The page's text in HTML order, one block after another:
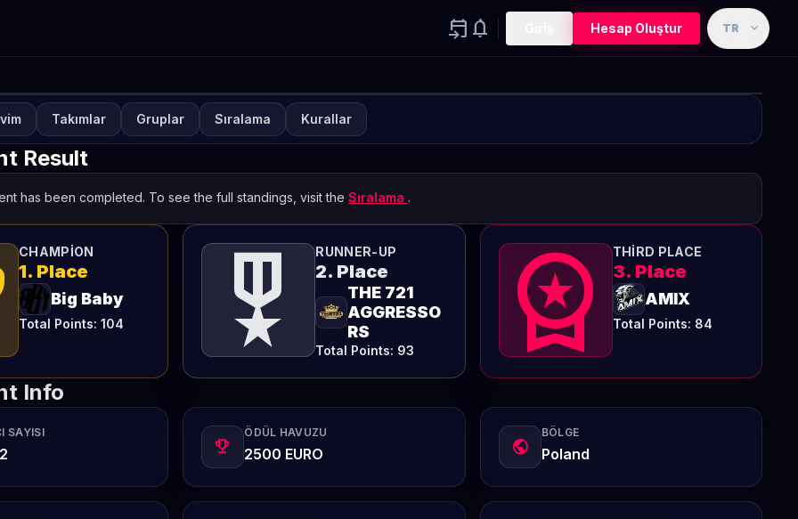
event_upcoming notifications Hesap Oluştur TR expand_more
KAPALI
ON Polska Sezon 2
Turnuva
Takımlar Gruplar Sıralama Kurallar
Result
has been completed. To see the full standings, visit the Sıralama .
CHAMPION
1. Place
Big Baby
Total Points: 104 military_techRUNNER-UP
2. Place
THE 721
AGGRESSO
RS
Total Points: 93 workspace_premium THIRD PLACE
3. Place
AMIX
Total Points: 84
Info
SAYISI
emoji_events
ÖDÜL HAVUZU
2500 EURO public
BÖLGE
Poland